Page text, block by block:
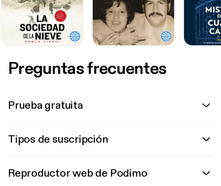
Preguntas frecuentes
Prueba gratuita
Tipos de suscripción
Reproductor web de Podimo